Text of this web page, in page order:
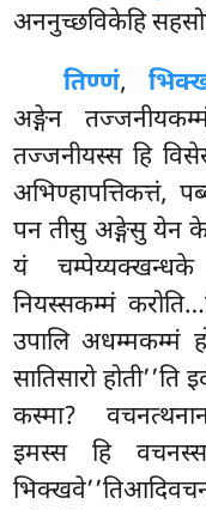
अननुच्छविकेहि
तिण्णं,
अङ्गेन
तज्जनीयस्स हि
अभिण्हापत्तिकत्तं,
पन तीसु अङ्गेसु येन
यं चम्पेय्यक्खन्धके
नियस्सकम्मं
उपालि अधम्मकम्मं
सातिसारो
कस्मा?
इमस्स हि वचनस्स